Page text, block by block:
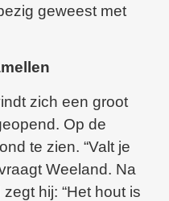
geweest met
zich een groot
Op de
te zien. “Valt je
Weeland. Na
hij: “Het hout is